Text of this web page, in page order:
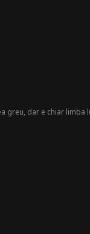
greu, dar e chiar limba